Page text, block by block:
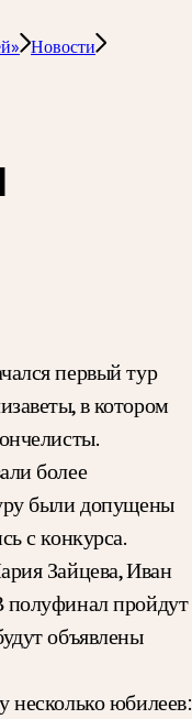
Новости
первый тур
в котором
более
были допущены
с конкурса.
Зайцева, Иван
пройдут
объявлены
несколько юбилеев: